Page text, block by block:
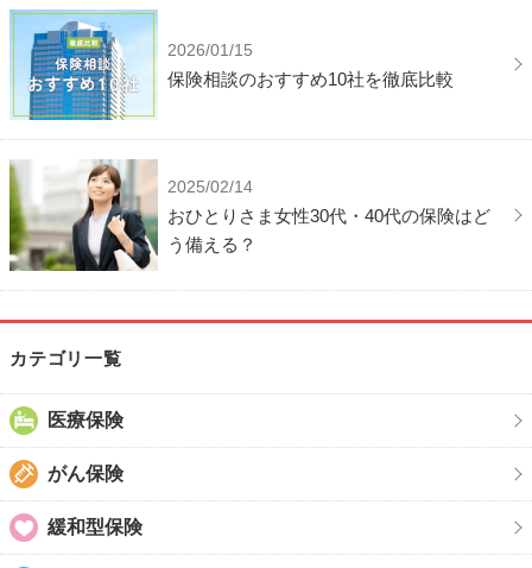
2026/01/15
保険相談のおすすめ10社を徹底比較
2025/02/14
おひとりさま女性30代・40代の保険はど
う備える？
カテゴリ一覧
医療保険
がん保険
緩和型保険